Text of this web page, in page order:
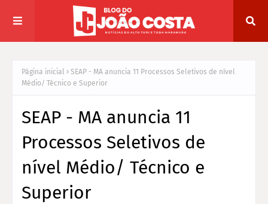
Página inicial
SEAP - MA anuncia 11 Processos Seletivos de nível
Médio/ Técnico e Superior
SEAP - MA anuncia 11
Processos Seletivos de
nível Médio/ Técnico e
Superior